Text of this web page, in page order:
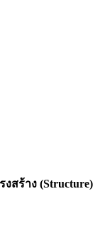
สร้าง (Structure)